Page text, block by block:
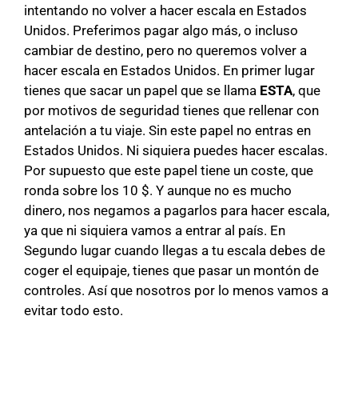
intentando no volver a hacer escala en Estados
Unidos. Preferimos pagar algo más, o incluso
cambiar de destino, pero no queremos volver a
hacer escala en Estados Unidos. En primer lugar
tienes que sacar un papel que se llama ESTA, que
por motivos de seguridad tienes que rellenar con
antelación a tu viaje. Sin este papel no entras en
Estados Unidos. Ni siquiera puedes hacer escalas.
Por supuesto que este papel tiene un coste, que
ronda sobre los 10 $. Y aunque no es mucho
dinero, nos negamos a pagarlos para hacer escala,
ya que ni siquiera vamos a entrar al país. En
Segundo lugar cuando llegas a tu escala debes de
coger el equipaje, tienes que pasar un montón de
controles. Así que nosotros por lo menos vamos a
evitar todo esto.